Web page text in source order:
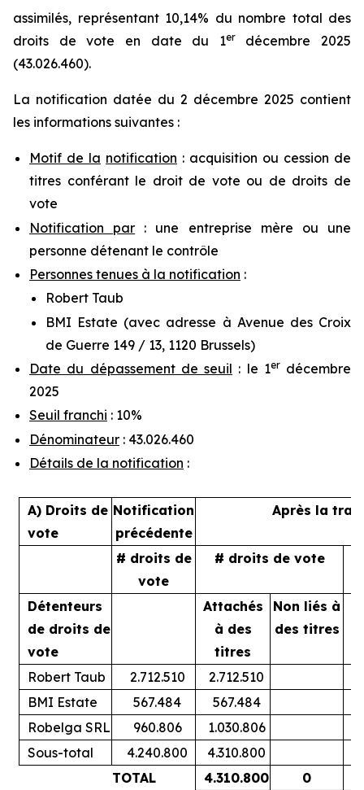
assimilés, représentant 10,14% du nombre total des
droits de vote en date du 1erdécembre 2025
(43.026.460).
La notification datée du 2 décembre 2025 contient
les informations suivantes :
Motif de la notification : acquisition ou cession de
titres conférant le droit de vote ou de droits de
vote
Notification par : une entreprise mère ou une
personne détenant le contrôle
Personnes tenues à la notification :
Robert Taub
BMI Estate (avec adresse à Avenue des Croix
de Guerre 149 / 13, 1120 Brussels)
Date du dépassement de seuil : le 1erdécembre
2025
Seuil franchi : 10%
Dénominateur : 43.026.460
Détails de la notification :
A) Droits de
vote
Notification
précédente
Après la
# droits de
vote
# droits de vote
Détenteurs
de droits de
vote
Attachés
à des
titres
Non liés à
des titres
Robert Taub 2.712.510
2.712.510
BMI Estate
567.484
567.484
Robelga SRL
960.806
1.030.806
Sous-total
4.240.800 4.310.800
TOTAL
4.310.800 0